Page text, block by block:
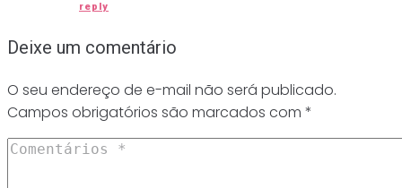
reply
Deixe um comentário
O seu endereço de e-mail não será publicado.
Campos obrigatórios são marcados com *